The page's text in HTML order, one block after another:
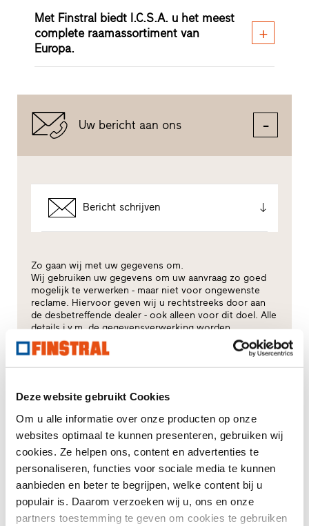
Deze website gebruikt Cookies
Om u alle informatie over onze producten op onze
websites optimaal te kunnen presenteren, gebruiken wij
cookies. Ze helpen ons, content en advertenties te
personaliseren, functies voor sociale media te kunnen
aanbieden en beter te begrijpen, welke content bij u
populair is. Daarom verzoeken wij u, ons en onze
partners toestemming te geven om cookies te gebruiken
Met Finstral biedt I.C.S.A. u het meest
complete raamassortiment van
Europa.
Uw bericht aan ons
Bericht schrijven
Zo gaan wij met uw gegevens om.
Wij gebruiken uw gegevens om uw aanvraag zo goed
mogelijk te verwerken - maar niet voor ongewenste
reclame. Hiervoor geven wij u rechtstreeks door aan
de desbetreffende dealer - ook alleen voor dit doel. Alle
details i.v.m. de gegevensverwerking worden
beschreven in deze
Ramen
Huisdeuren
Glasgevels
Raamvervanging